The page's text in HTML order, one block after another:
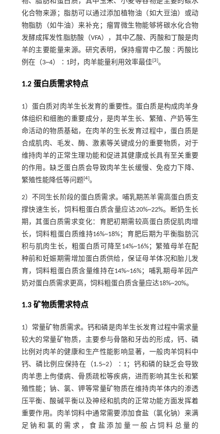
化合物来源；脂肪可以通过添加植物油（如大豆油）或动
物脂肪（如牛油）来补充；瘤胃微生物能够将碳水化合物
发酵成挥发性脂肪酸（VFA），其中乙酸、丙酸和丁酸是肉
羊的主要能量来源。研究表明，保持瘤胃中乙酸∶丙酸比
例在（3~4）∶1时，肉羊能量利用效率最佳[3]。
1.2 蛋白质需求特点
1）蛋白质对肉羊生长发育的重要性。蛋白质是构成肉羊身
体组织和细胞的重要成分，是肉羊生长、繁殖、产奶等生
命活动的物质基础，在肉羊的生长发育过程中，蛋白质是
合成肌肉、毛发、酶、激素等关键成分的重要物质，对于
维持肉羊的正常生理功能和促进其健康成长具有至关重要
的作用。缺乏蛋白质会导致肉羊生长缓慢、免疫力下降、
繁殖性能降低等问题[4]。
2）不同生长阶段的蛋白质需求。哺乳期羔羊需高蛋白质支
撑快速生长，饲料粗蛋白质含量应达20%~22%。断奶生长
期，其蛋白质需求变化：育肥初期需较高蛋白质促肌肉增
长，饲料粗蛋白质维持16%~18%；育肥后期为平衡脂肪沉
积与肌肉生长，粗蛋白质可降至14%~16%；繁殖母羊在配
种前和妊娠期需增加蛋白质供给，保证母羊体况和胎儿发
育，饲料粗蛋白质含量维持在14%~16%；哺乳期母羊因产
奶对蛋白质需求更高，饲料粗蛋白质含量应达18%~20%。
1.3 矿物质需求特点
1）常量矿物质需求。钙和磷是肉羊生长发育过程中需求量
较大的常量矿物质，主要参与骨骼和牙齿的形成，钙、磷
比例对肉羊的健康和生产性能影响显著，一般肉羊饲料中
钙、磷比例应保持在（1.5~2）∶1；钙和磷的缺乏会导致
肉羊患上佝偻病、骨质疏松等疾病，进而影响其生长和繁
殖性能；钠、氯、钾等常量矿物质在维持肉羊体内的渗透
压平衡、酸碱平衡以及神经和肌肉的正常功能方面发挥着
重要作用。肉羊饲料中通常需要添加食盐（氯化钠）来满
足钠和氯的需求，食盐添加量一般占饲料总量的